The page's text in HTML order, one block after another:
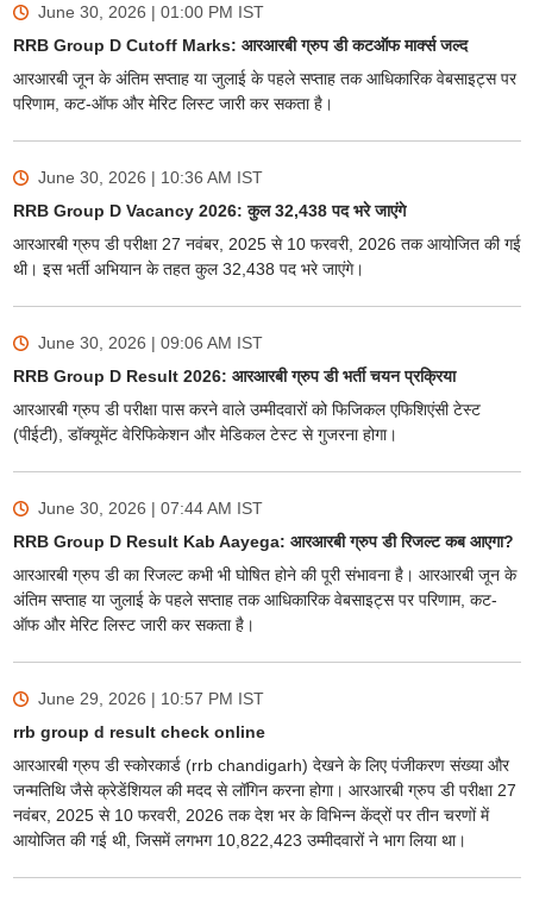
June 30, 2026 | 01:00 PM IST
RRB Group D Cutoff Marks: आरआरबी ग्रुप डी कटऑफ मार्क्स जल्द
आरआरबी जून के अंतिम सप्ताह या जुलाई के पहले सप्ताह तक आधिकारिक वेबसाइट्स पर
परिणाम, कट-ऑफ और मेरिट लिस्ट जारी कर सकता है।
June 30, 2026 | 10:36 AM IST
RRB Group D Vacancy 2026: कुल 32,438 पद भरे जाएंगे
आरआरबी ग्रुप डी परीक्षा 27 नवंबर, 2025 से 10 फरवरी, 2026 तक आयोजित की गई
थी। इस भर्ती अभियान के तहत कुल 32,438 पद भरे जाएंगे।
June 30, 2026 | 09:06 AM IST
RRB Group D Result 2026: आरआरबी ग्रुप डी भर्ती चयन प्रक्रिया
आरआरबी ग्रुप डी परीक्षा पास करने वाले उम्मीदवारों को फिजिकल एफिशिएंसी टेस्ट
(पीईटी), डॉक्यूमेंट वेरिफिकेशन और मेडिकल टेस्ट से गुजरना होगा।
June 30, 2026 | 07:44 AM IST
RRB Group D Result Kab Aayega: आरआरबी ग्रुप डी रिजल्ट कब आएगा?
आरआरबी ग्रुप डी का रिजल्ट कभी भी घोषित होने की पूरी संभावना है। आरआरबी जून के
अंतिम सप्ताह या जुलाई के पहले सप्ताह तक आधिकारिक वेबसाइट्स पर परिणाम, कट-
ऑफ और मेरिट लिस्ट जारी कर सकता है।
June 29, 2026 | 10:57 PM IST
rrb group d result check online
आरआरबी ग्रुप डी स्कोरकार्ड (rrb chandigarh) देखने के लिए पंजीकरण संख्या और
जन्मतिथि जैसे क्रेडेंशियल की मदद से लॉगिन करना होगा। आरआरबी ग्रुप डी परीक्षा 27
नवंबर, 2025 से 10 फरवरी, 2026 तक देश भर के विभिन्न केंद्रों पर तीन चरणों में
आयोजित की गई थी, जिसमें लगभग 10,822,423 उम्मीदवारों ने भाग लिया था।